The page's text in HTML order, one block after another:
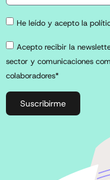
He leído y acepto la
Acepto recibir la
sector y comunicaciones
colaboradores*
Suscribirme